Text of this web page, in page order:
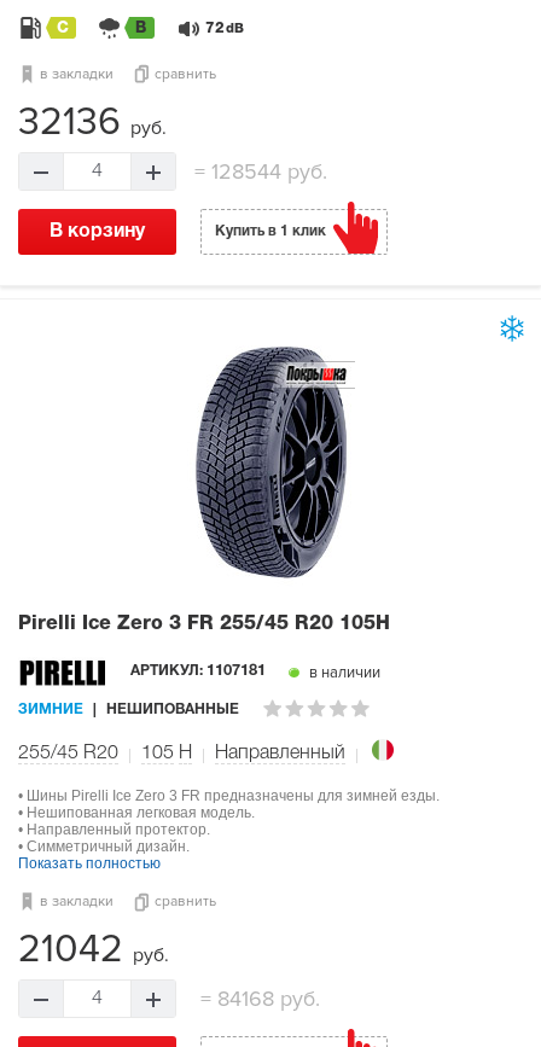
C B 72 dB
в закладки сравнить
32136 руб.
4 =128544 руб.
В корзину Купить в 1 клик
Pirelli Ice Zero 3 FR 255/45 R20 105H
АРТИКУЛ: 1107181 в наличии
ЗИМНИЕ НЕШИПОВАННЫЕ
255/45 R20 105 H Направленный
• Шины Pirelli Ice Zero 3 FR предназначены для зимней езды.
• Нешипованная легковая модель.
• Направленный протектор.
• Симметричный дизайн.
Показать полностью
в закладки сравнить
21042 руб.
4 = 84168 руб.